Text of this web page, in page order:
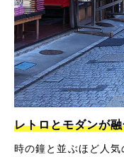
レトロとモダンが
時の鐘と並ぶほど人